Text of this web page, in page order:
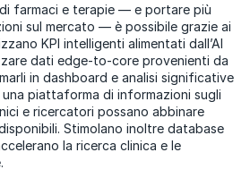
farmaci e terapie — e portare più
sul mercato — è possibile grazie ai
KPI intelligenti alimentati dall’AI
dati edge-to-core provenienti da
in dashboard e analisi significative
piattaforma di informazioni sugli
e ricercatori possano abbinare
Stimolano inoltre database
la ricerca clinica e le